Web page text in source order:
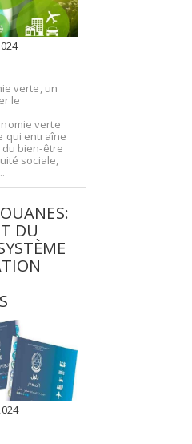
verte, un
le
verte
qui entraîne
bien-être
sociale,
DU